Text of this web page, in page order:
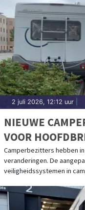
2 juli 2026, 12:12 uur
NIEUWE
VOOR
Camperbezitters hebben
veranderingen. De
veiligheidssystemen in